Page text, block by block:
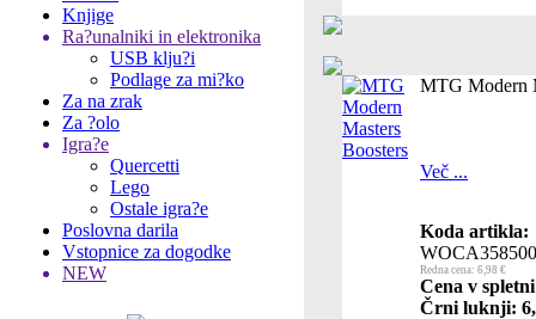
Knjige
Ra?unalniki in elektronika
USB klju?i
Podlage za mi?ko
Za na zrak
Za ?olo
Igra?e
Quercetti
Lego
Ostale igra?e
Poslovna darila
Vstopnice za dogodke
NEW
MTG Modern
Več ...
Koda artikla:
Redna cena: 6,98 €
Cena v spletni
Črni luknji: